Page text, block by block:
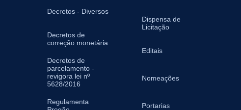
Decretos - Diversos
Decretos de
correção monetária
Decretos de
parcelamento -
revigora lei nº
5628/2016
Regulamenta
Dispensa de
Licitação
Editais
Nomeações
Portarias